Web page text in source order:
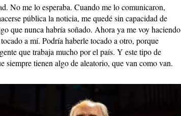
No me lo esperaba. Cuando me lo comunicaron,
pública la noticia, me quedé sin capacidad de
que nunca habría soñado. Ahora ya me voy haciendo
a mí. Podría haberle tocado a otro, porque
que trabaja mucho por el país. Y este tipo de
siempre tienen algo de aleatorio, que van como van.